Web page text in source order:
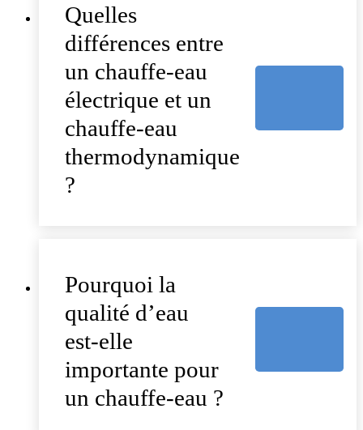
Quelles
différences entre
un chauffe-eau
électrique et un
chauffe-eau
thermodynamique
?
Pourquoi la
qualité d’eau
est-elle
importante pour
un chauffe-eau ?